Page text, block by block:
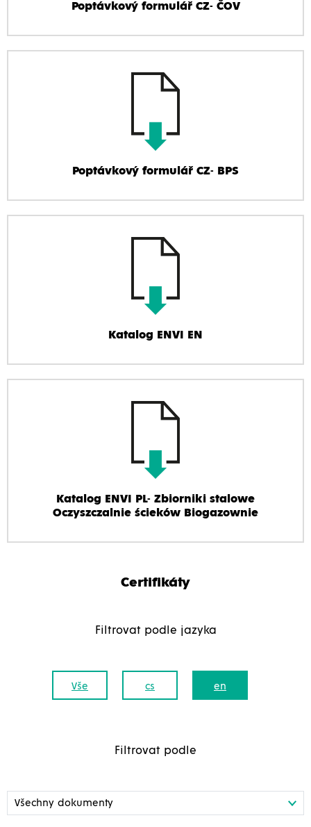
Poptávkový formulář CZ- ČOV
Poptávkový formulář CZ- BPS
Katalog ENVI EN
Katalog ENVI PL- Zbiorniki stalowe
Oczyszczalnie ścieków Biogazownie
Certifikáty
Filtrovat podle jazyka
Vše cs en
Filtrovat podle